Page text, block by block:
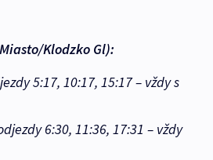
Klodzko Gl):
5:17, 10:17, 15:17 – vždy s
6:30, 11:36, 17:31 – vždy